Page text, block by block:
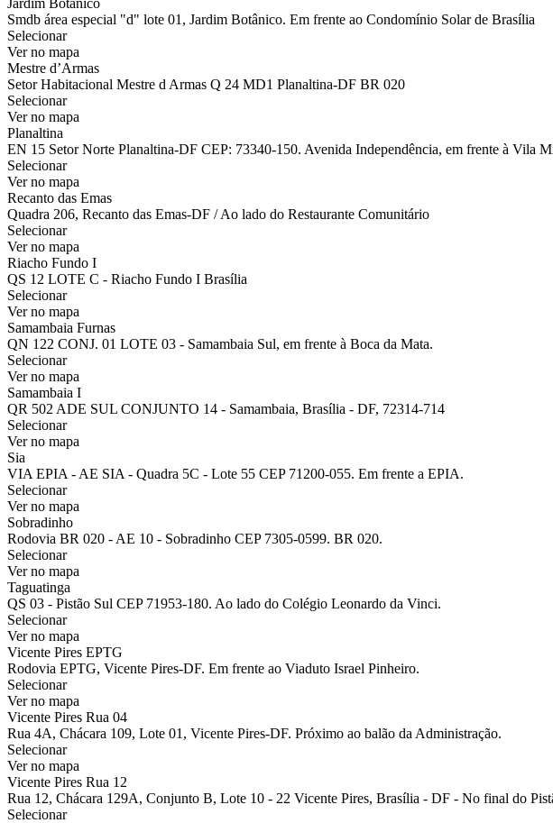
Smdb área especial "d" lote 01, Jardim Botânico. Em frente ao Condomínio Solar de Brasília
Selecionar
Ver no mapa
Mestre d’Armas
Setor Habitacional Mestre d Armas Q 24 MD1 Planaltina-DF BR 020
Selecionar
Ver no mapa
Planaltina
EN 15 Setor Norte Planaltina-DF CEP: 73340-150. Avenida Independência, em frente à Vila
Selecionar
Ver no mapa
Recanto das Emas
Quadra 206, Recanto das Emas-DF / Ao lado do Restaurante Comunitário
Selecionar
Ver no mapa
Riacho Fundo I
QS 12 LOTE C - Riacho Fundo I Brasília
Selecionar
Ver no mapa
Samambaia Furnas
QN 122 CONJ. 01 LOTE 03 - Samambaia Sul, em frente à Boca da Mata.
Selecionar
Ver no mapa
Samambaia I
QR 502 ADE SUL CONJUNTO 14 - Samambaia, Brasília - DF, 72314-714
Selecionar
Ver no mapa
Sia
VIA EPIA - AE SIA - Quadra 5C - Lote 55 CEP 71200-055. Em frente a EPIA.
Selecionar
Ver no mapa
Sobradinho
Rodovia BR 020 - AE 10 - Sobradinho CEP 7305-0599. BR 020.
Selecionar
Ver no mapa
Taguatinga
QS 03 - Pistão Sul CEP 71953-180. Ao lado do Colégio Leonardo da Vinci.
Selecionar
Ver no mapa
Vicente Pires EPTG
Rodovia EPTG, Vicente Pires-DF. Em frente ao Viaduto Israel Pinheiro.
Selecionar
Ver no mapa
Vicente Pires Rua 04
Rua 4A, Chácara 109, Lote 01, Vicente Pires-DF. Próximo ao balão da Administração.
Selecionar
Ver no mapa
Vicente Pires Rua 12
Rua 12, Chácara 129A, Conjunto B, Lote 10 - 22 Vicente Pires, Brasília - DF - No final do
Selecionar